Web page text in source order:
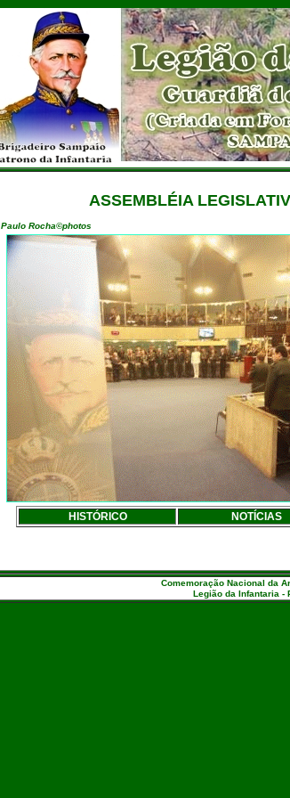
ASSEMBLÉIA
Paulo Rocha©photos
HISTÓRICO NOTÍCIAS
Comemoração Nacional da
Legião da Infantaria -